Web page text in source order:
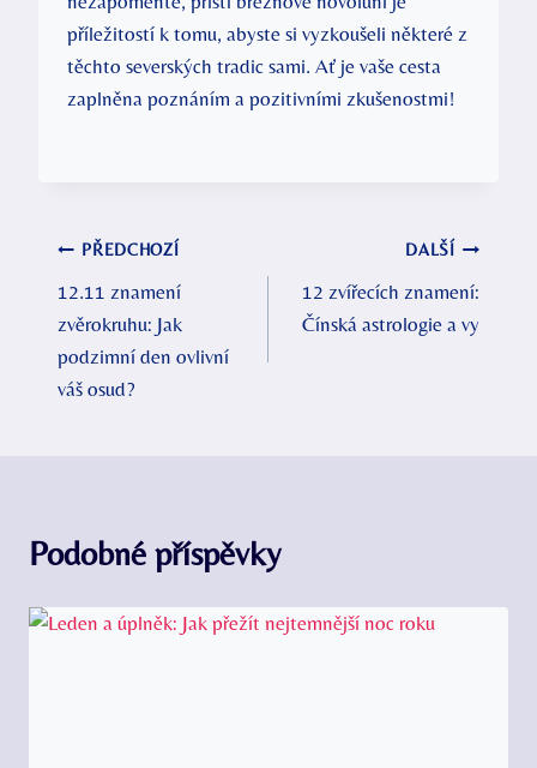
příležitostí k tomu, abyste si vyzkoušeli některé z
těchto severských tradic sami. Ať je vaše cesta
zaplněna poznáním a pozitivními zkušenostmi!
Navigace
pro
příspěvek
PŘEDCHOZÍ
12.11 znamení
zvěrokruhu: Jak
podzimní den ovlivní
váš osud?
DALŠÍ
12 zvířecích znamení:
Čínská astrologie a vy
Podobné příspěvky